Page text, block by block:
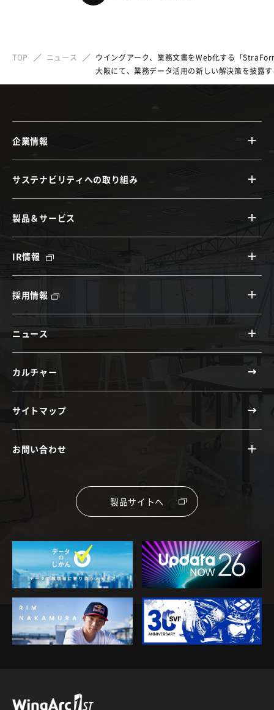
TOP ニュース
ウイングアーク、業務文書をWeb化する「
大阪にて、業務データ活用の新しい解決策を披露
企業情報
サステナビリティへの取り組み
製品＆サービス
IR情報
採用情報
ニュース
カルチャー
サイトマップ
お問い合わせ
製品サイトへ